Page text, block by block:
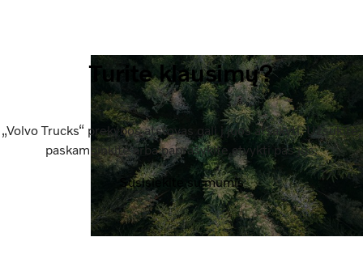
Turite klausimų?
„Volvo Trucks“ prekybos atstovas gali į juos atsakyti. Užsukite,
paskambinkite arba paprašykite atvykti pas jus.
Susisiekite su mumis